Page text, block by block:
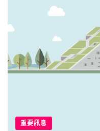
重要訊息